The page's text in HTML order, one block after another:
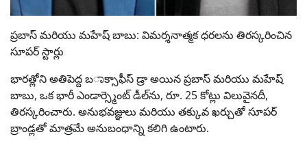
ప్రబాస్ మరియు మహేష్ బాబు: విమర్శనాత్మక ధరలను తిరస్కరించిన
సూపర్ స్టార్లు
భారత్లోని అతిపెద్ద బಾక్సాఫీస్ డ్రా అయిన ప్రబాస్ మరియు మహేష్
బాబు, ఒక భారీ ఎండార్స్మెంట్ డీల్‌ను, రూ. 25 కోట్లు విలువైనదీ,
తిరస్కరించారు. అనుభవజ్ఞులు మరియు తక్కువ ఖర్చుతో సూపర్
బ్రాండ్లతో మాత్రమే అనుబంధాన్ని కలిగి ఉంటారు.